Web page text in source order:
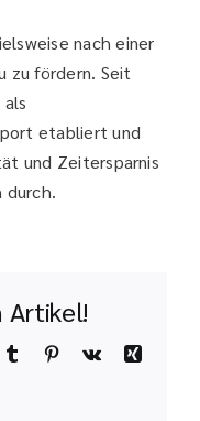
nach einer
zu fördern. Seit
etabliert und
und Zeitersparnis
durch.
Artikel!
Tumblr Pinterest
Vk
Xing